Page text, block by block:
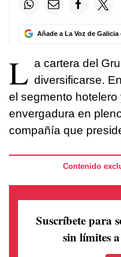
Añade a La Voz de Galicia
L a cartera del
diversificarse.
el segmento
envergadura en
compañía que
Contenido
Suscríbete para
sin límites